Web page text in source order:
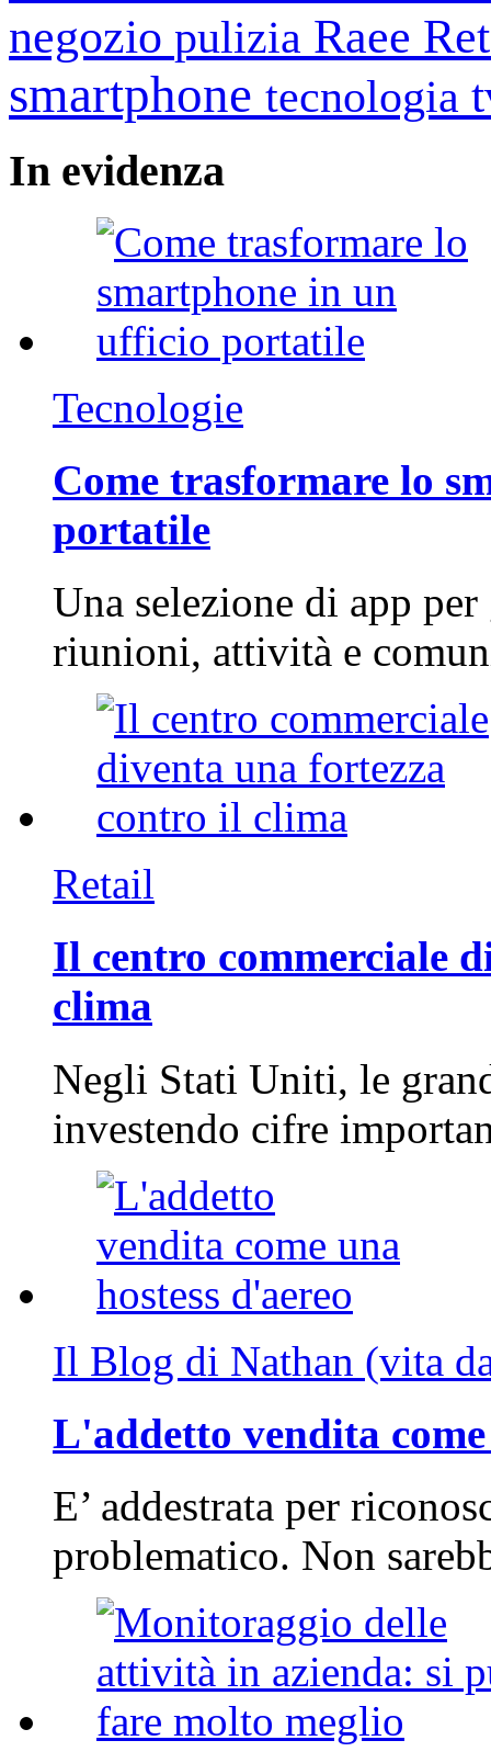
negozio pulizia Raee
smartphone tecnologia
In evidenza
Tecnologie
Come trasformare lo
portatile
Una selezione di app
riunioni, attività e
Retail
Il centro commerciale
clima
Negli Stati Uniti, le
investendo cifre
Il Blog di Nathan (vita
L'addetto vendita
E’ addestrata per
problematico. Non